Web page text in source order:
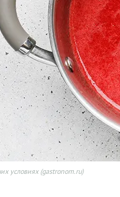
условиях (gastronom.ru)